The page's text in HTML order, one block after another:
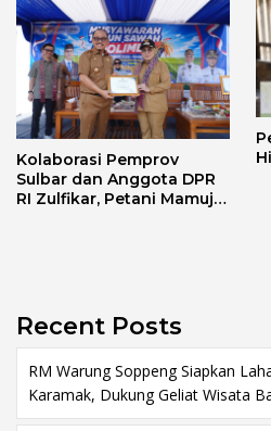
Kolaborasi Pemprov
Sulbar dan Anggota DPR
RI Zulfikar, Petani Mamuju
Recent Posts
RM Warung Soppeng Siapkan
Karamak, Dukung Geliat Wisata